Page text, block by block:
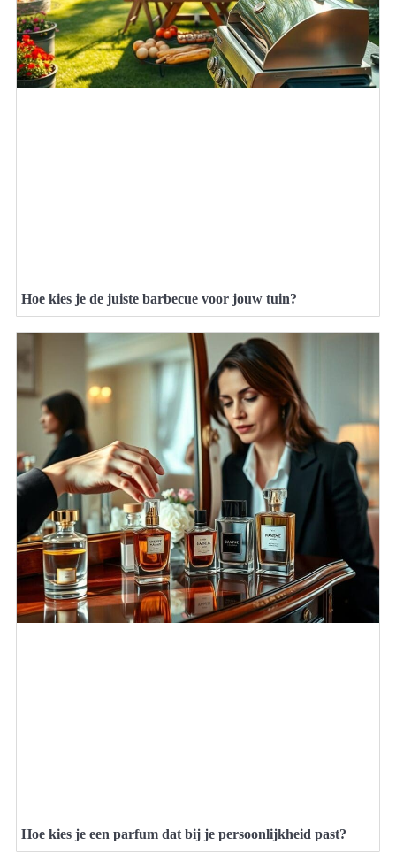
Hoe kies je de juiste barbecue voor jouw tuin?
Hoe kies je een parfum dat bij je persoonlijkheid past?